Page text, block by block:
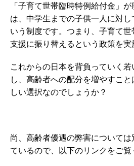
「子育て世帯臨時特例給付金」
は、中学生までの子供一人に対
いう制度です。つまり、子育て
支援に振り替えるという政策を実
これからの日本を背負っていく
し、高齢者への配分を増やすこ
しい選択なのでしょうか？
尚、高齢者優遇の弊害について
ているので、以下のリンクをご覧